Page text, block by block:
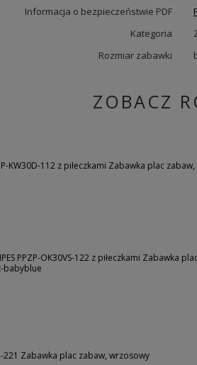
Informacja o bezpieczeństwie PDF
Kategoria
Rozmiar zabawki
ZOBACZ
KW30D-112 z piłeczkami Zabawka plac zabaw,
PPZP-OK30VS-122 z piłeczkami Zabawka
babyblue
Zabawka plac zabaw, wrzosowy